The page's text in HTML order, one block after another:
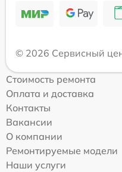
© 2026 Сервисный
Стоимость ремонта
Оплата и доставка
Контакты
Вакансии
О компании
Ремонтируемые модели
Наши услуги